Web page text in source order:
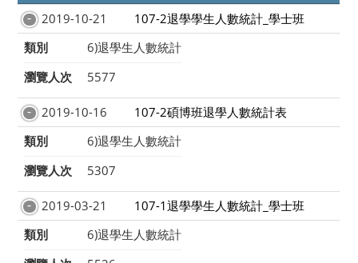
2019-10-21
107-2退學學生人數統計_學士班
類別
6)退學生人數統計
瀏覽人次
5577
2019-10-16
107-2碩博班退學人數統計表
類別
6)退學生人數統計
瀏覽人次
5307
2019-03-21
107-1退學學生人數統計_學士班
類別
6)退學生人數統計